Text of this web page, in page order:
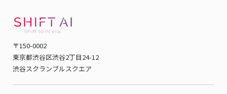
〒150-0002
東京都渋谷区渋谷2丁目24-12
渋谷スクランブルスクエア